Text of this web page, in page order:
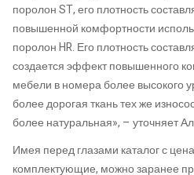
поролон ST, его плотность
повышенной комфортности
поролон HR. Его плотность
создается эффект повышенного
мебели в номера более высокого
более дорогая ткань тех же
более натуральная», – уточняет
Имея перед глазами каталог с
комплектующие, можно заранее